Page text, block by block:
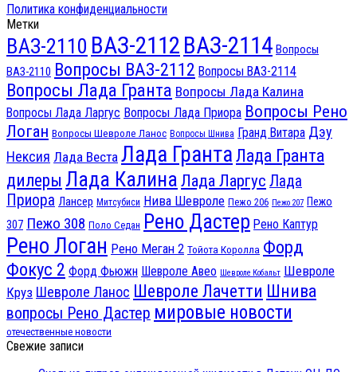
Политика конфиденциальности
Метки
ВАЗ-2110 ВАЗ-2112 ВАЗ-2114 Вопросы
ВАЗ-2110 Вопросы ВАЗ-2112 Вопросы ВАЗ-2114
Вопросы Лада Гранта Вопросы Лада Калина
Вопросы Лада Ларгус Вопросы Лада Приора Вопросы Рено
Логан Вопросы Шевроле Ланос Вопросы Шнива Гранд Витара Дэу
Нексия Лада Веста Лада Гранта Лада Гранта
дилеры Лада Калина Лада Ларгус Лада
Приора Лансер Митсубиси Нива Шевроле Пежо 206 Пежо 207 Пежо
307 Пежо 308 Поло Седан Рено Дастер Рено Каптур
Рено Логан Рено Меган 2 Тойота Королла Форд
Фокус 2 Форд Фьюжн Шевроле Авео Шевроле Кобальт Шевроле
Круз Шевроле Ланос Шевроле Лачетти Шнива
вопросы Рено Дастер мировые новости
отечественные новости
Свежие записи